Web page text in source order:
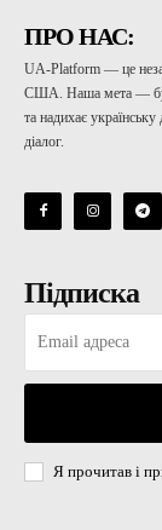
ПРО НАС:
UA-Platform — це
США. Наша мета —
та надихає
діалог.
Підписка
Я прочитав і